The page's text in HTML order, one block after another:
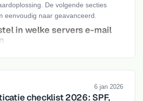
De volgende secties
eenvoudig naar geavanceerd.
in welke servers e-mail
je vastlegt welke IP-adressen en
zijn om e-mail te versturen namens
mailserver kijkt dit record
6 jan 2026
checklist 2026: SPF,